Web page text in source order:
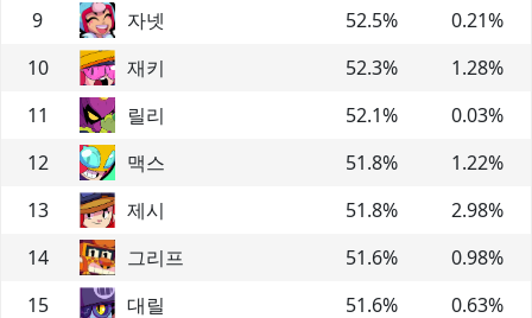
9
자넷 52.5% 0.21%
10
재키 52.3% 1.28%
11
릴리 52.1% 0.03%
12
맥스 51.8% 1.22%
13
제시 51.8% 2.98%
14
그리프 51.6% 0.98%
15
대릴 51.6% 0.63%